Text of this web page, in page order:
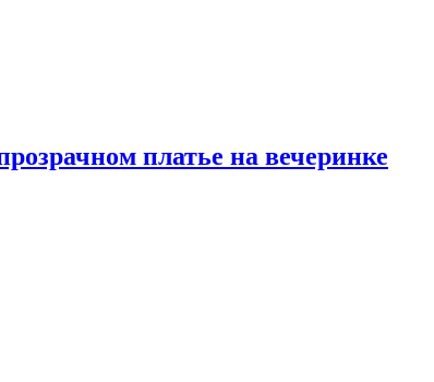
платье на вечеринке